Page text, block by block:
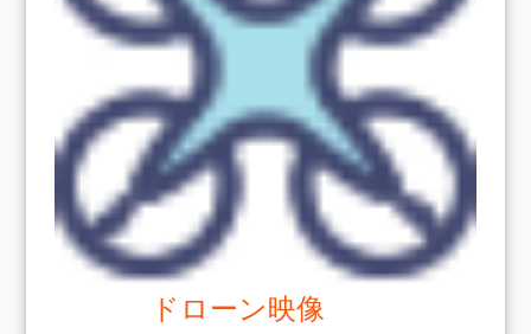
ドローン映像